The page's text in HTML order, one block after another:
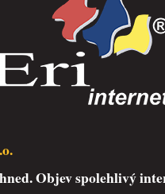
Objev spolehlivý